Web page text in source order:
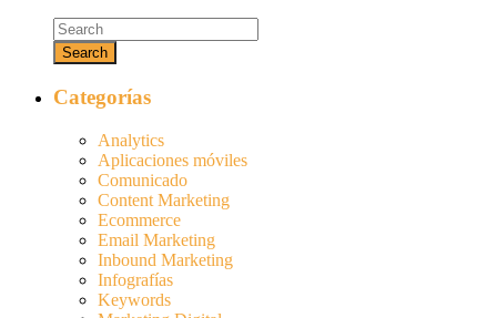
Categorías
Analytics
Aplicaciones móviles
Comunicado
Content Marketing
Ecommerce
Email Marketing
Inbound Marketing
Infografías
Keywords